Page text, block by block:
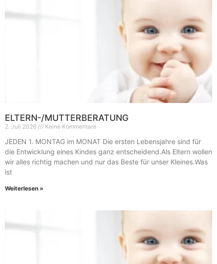
ELTERN-/MUTTERBERATUNG
2. Juli 2026 Keine Kommentare
JEDEN 1. MONTAG im MONAT Die ersten Lebensjahre sind für
die Entwicklung eines Kindes ganz entscheidend.Als Eltern wollen
wir alles richtig machen und nur das Beste für unser Kleines.Was
ist
Weiterlesen »